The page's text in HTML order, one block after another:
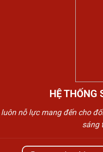
HỆ THỐNG
luôn nỗ lực mang đến cho
sáng